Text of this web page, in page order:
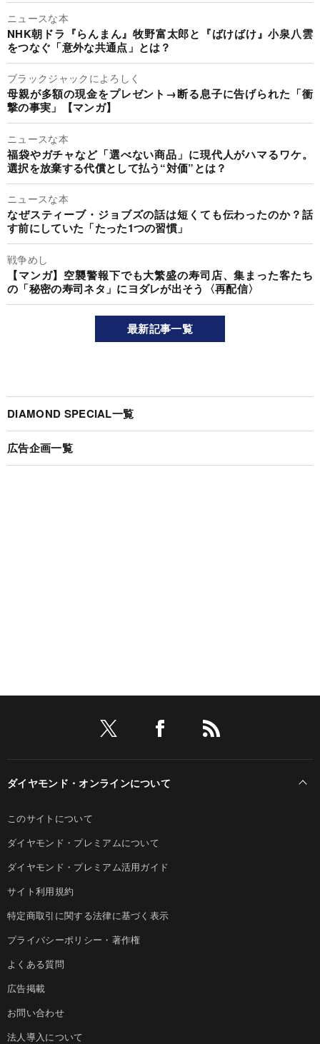
ニュースな本
NHK朝ドラ『らんまん』牧野富太郎と『ばけばけ』小泉八雲
をつなぐ「意外な共通点」とは？
ブラックジャックによろしく
母親が多額の現金をプレゼント→断る息子に告げられた「衝
撃の事実」【マンガ】
ニュースな本
福袋やガチャなど「選べない商品」に現代人がハマるワケ。
選択を放棄する代償として払う“対価”とは？
ニュースな本
なぜスティーブ・ジョブズの話は短くても伝わったのか？話
す前にしていた「たった1つの習慣」
戦争めし
【マンガ】空襲警報下でも大繁盛の寿司店、集まった客たち
の「秘密の寿司ネタ」にヨダレが出そう〈再配信〉
最新記事一覧
DIAMOND SPECIAL一覧
広告企画一覧
ダイヤモンド・オンラインについて
このサイトについて
ダイヤモンド・プレミアムについて
ダイヤモンド・プレミアム活用ガイド
サイト利用規約
特定商取引に関する法律に基づく表示
プライバシーポリシー・著作権
よくある質問
広告掲載
お問い合わせ
法人導入について